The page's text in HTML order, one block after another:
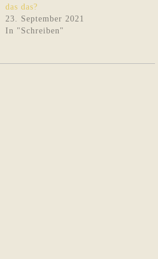
das das?
23. September 2021
In "Schreiben"